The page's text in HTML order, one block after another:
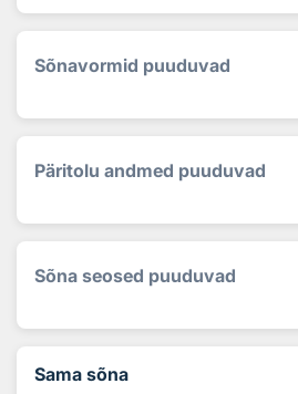
Sõnavormid puuduvad
Päritolu andmed puuduvad
Sõna seosed puuduvad
Sama sõna